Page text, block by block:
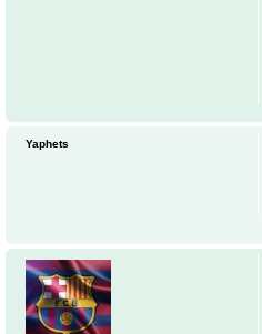
Yaphets